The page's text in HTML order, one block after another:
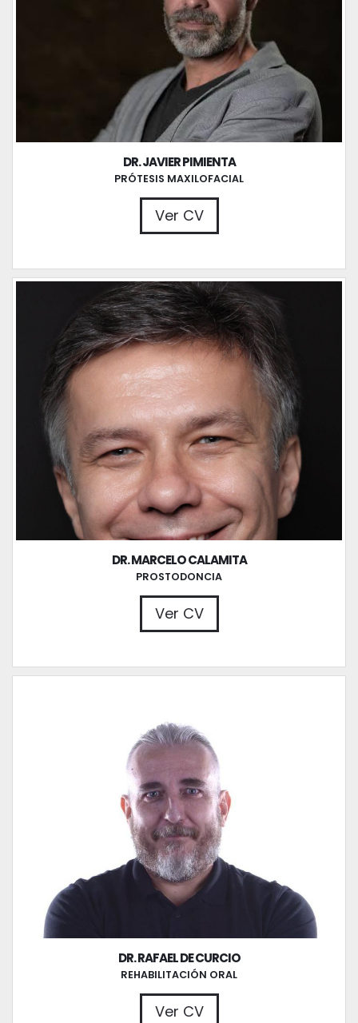
DR. JAVIER PIMIENTA
PRÓTESIS MAXILOFACIAL
Ver CV
DR. MARCELO CALAMITA
PROSTODONCIA
Ver CV
DR. RAFAEL DE CURCIO
REHABILITACIÓN ORAL
Ver CV